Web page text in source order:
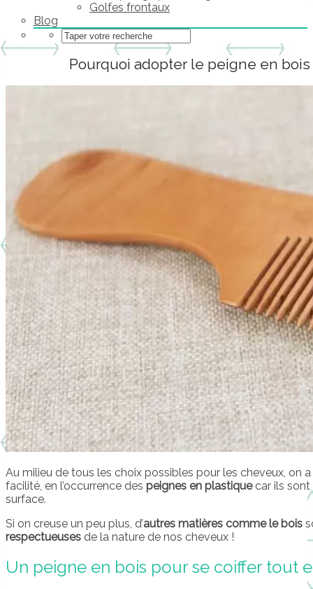
Golfes frontaux
Blog
Pourquoi adopter le peigne en
Au milieu de tous les choix possibles pour les cheveux, on
facilité, en l’occurrence des peignes en plastiquecar ils sont
surface.
Si on creuse un peu plus, d’autres matières comme le bois
respectueuses de la nature de nos cheveux !
Un peigne en bois pour se coiffer tout